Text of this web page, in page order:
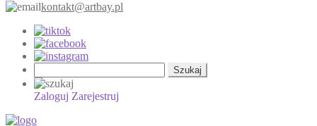
kontakt@artbay.pl
Zaloguj Zarejestruj